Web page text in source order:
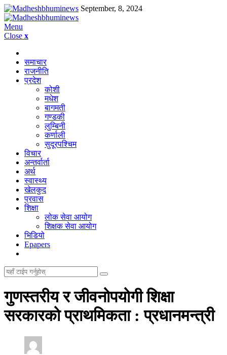
September, 8, 2024
Menu
Close x
समाचार
राजनीति
प्रदेश
कोशी
मधेश
बागमती
गण्डकी
लुम्बिनी
कर्णाली
सुदूरपश्चिम
विचार
अन्तर्वार्ता
अर्थ
स्वास्थ्य
खेलकुद
प्रवास
शिक्षा
लोक सेवा आयोग
शिक्षक सेवा आयोग
भिडियो
Epapers
गुणस्तरीय र जीवनोपयोगी शिक्षा
सरकारको प्राथमिकता : प्रधानमन्त्री